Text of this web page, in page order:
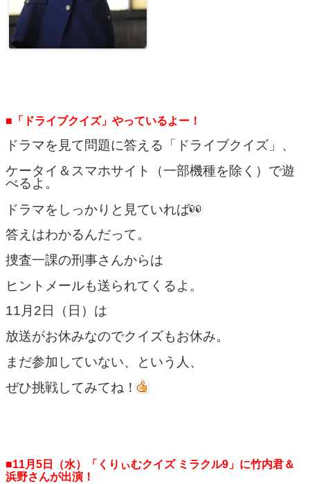
■「ドライブクイズ」やっているよー！
ドラマを見て問題に答える「ドライブクイズ」、
ケータイ＆スマホサイト（一部機種を除く）で遊
べるよ。
ドラマをしっかりと見ていれば
答えはわかるんだって。
捜査一課の刑事さんからは
ヒントメールも送られてくるよ。
11月2日（日）は
放送がお休みなのでクイズもお休み。
まだ参加していない、という人、
ぜひ挑戦してみてね！
■11月5日（水）「くりぃむクイズ ミラクル9」に竹内君＆
浜野さんが出演！